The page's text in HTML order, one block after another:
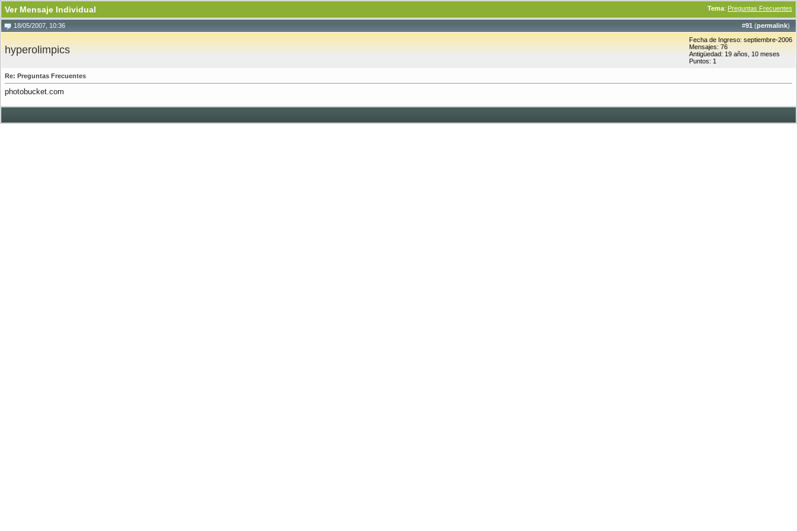
Tema: Preguntas Frecuentes
Ver Mensaje Individual
#91 (permalink)
18/05/2007, 10:36
hyperolimpics
Fecha de Ingreso: septiembre-2006
Mensajes: 76
Antigüedad: 19 años, 10 meses
Puntos: 1
Re: Preguntas Frecuentes
photobucket.com